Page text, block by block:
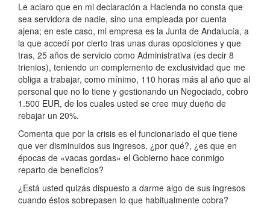
Le aclaro que en mi declaración a Hacienda no consta que
sea servidora de nadie, sino una empleada por cuenta
ajena; en este caso, mi empresa es la Junta de Andalucía, a
la que accedí por cierto tras unas duras oposiciones y que
tras, 25 años de servicio como Administrativa (es decir 8
trienios), teniendo un complemento de exclusividad que me
obliga a trabajar, como mínimo, 110 horas más al año que al
personal que no lo tiene y gestionando un Negociado, cobro
1.500 EUR, de los cuales usted se cree muy dueño de
rebajar un 20%.
Comenta que por la crisis es el funcionariado el que tiene
que ver disminuidos sus ingresos, ¿por qué?, ¿es que en
épocas de «vacas gordas» el Gobierno hace conmigo
reparto de beneficios?
¿Está usted quizás dispuesto a darme algo de sus ingresos
cuando éstos sobrepasen lo que habitualmente cobra?